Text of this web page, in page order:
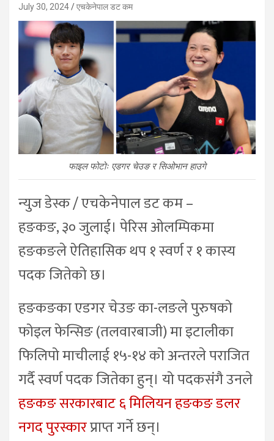
July 30, 2024 एचकेनेपाल डट कम
फाइल फोटोः एडगर चेउङ र सिओभान हाउगे
न्युज डेस्क / एचकेनेपाल डट कम –
हङकङ, ३० जुलाई। पेरिस ओलम्पिकमा
हङकङले ऐतिहासिक थप १ स्वर्ण र १ कास्य
पदक जितेको छ।
हङकङका एडगर चेउङ का-लङले पुरुषको
फोइल फेन्सिङ (तलवारबाजी) मा इटालीका
फिलिपो माचीलाई १५-१४ को अन्तरले पराजित
गर्दै स्वर्ण पदक जितेका हुन्। यो पदकसंगै उनले
हङकङ सरकारबाट ६ मिलियन हङकङ डलर
नगद पुरस्कारप्राप्त गर्ने छन्।